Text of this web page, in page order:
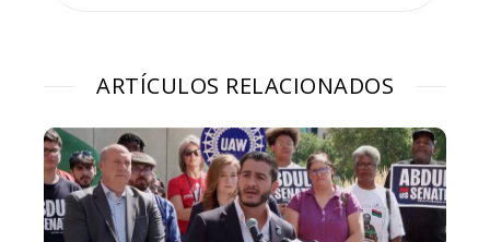
ARTÍCULOS RELACIONADOS